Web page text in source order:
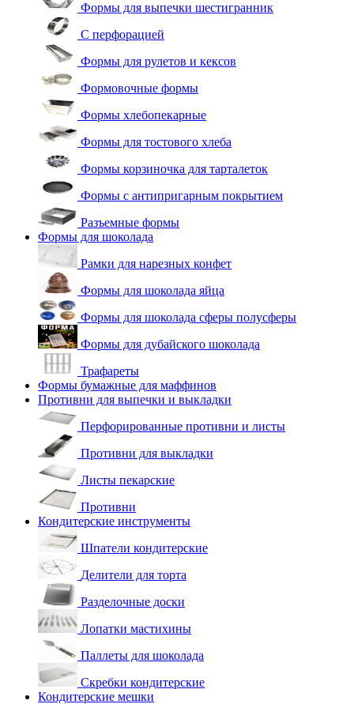
Формы для выпечки шестигранник
С перфорацией
Формы для рулетов и кексов
Формовочные формы
Формы хлебопекарные
Формы для тостового хлеба
Формы корзиночка для тарталеток
Формы с антипригарным покрытием
Разъемные формы
Формы для шоколада
Рамки для нарезных конфет
Формы для шоколада яйца
Формы для шоколада сферы полусферы
Формы для дубайского шоколада
Трафареты
Формы бумажные для маффинов
Противни для выпечки и выкладки
Перфорированные противни и листы
Противни для выкладки
Листы пекарские
Противни
Кондитерские инструменты
Шпатели кондитерские
Делители для торта
Разделочные доски
Лопатки мастихины
Паллеты для шоколада
Скребки кондитерские
Кондитерские мешки